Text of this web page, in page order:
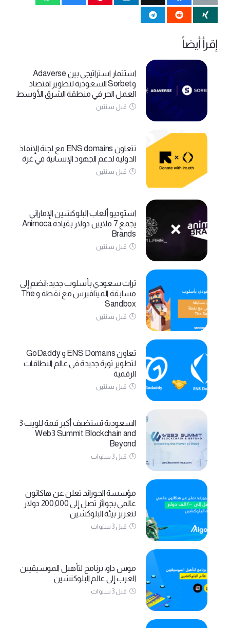
إقرأ أيضاً
استثمار استراتيجي بين Adaverse
وSorbet السعودية لتطوير اقتصاد
العمل الحر في منطقة الشرق الأوسط
قبل سنتين
تتعاون ENS domains مع لجنة الإنقاذ
الدولية لدعم الجهود الإنسانية في غزة
قبل سنتين
استوديو ألعاب البلوكشين الإماراتي
يجمع 7 ملايين دولار بقيادة Animoca
Brands
قبل سنتين
تراث سعودي بأسلوب جديد:انضم إلى
مسابقة الميتافيرس مع نقطة و The
Sandbox
قبل سنتين
تعاون ENS Domains و GoDaddy
لتطوير ثورة جديدة في عالم النطاقات
الرقمية
قبل سنتين
السعودية تستضيف أكبر قمة للويب 3
Web3 Summit Blockchain and
Beyond
قبل 3 سنوات
مؤسسة الجوراند تعلن عن هاكاثون
عالمي بجوائز تصل إلى 200,000 دولار
لتعزيز بيئة البلوكشين
قبل 3 سنوات
موس داو، برنامج لتأهيل الموسيقيين
العرب إلى عالم البلوكتشين
قبل 3 سنوات